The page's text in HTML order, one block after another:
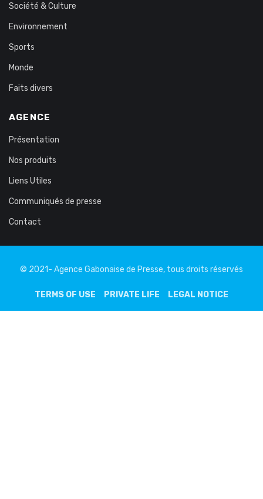
Société & Culture
Environnement
Sports
Monde
Faits divers
AGENCE
Présentation
Nos produits
Liens Utiles
Communiqués de presse
Contact
© 2021- Agence Gabonaise de Presse, tous droits réservés
TERMS OF USE PRIVATE LIFE LEGAL NOTICE